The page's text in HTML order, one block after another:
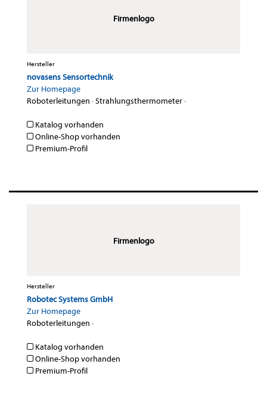
Firmenlogo
Hersteller
novasens Sensortechnik
Zur Homepage
Roboterleitungen ·Strahlungsthermometer·
Katalog vorhanden
Online-Shop vorhanden
Premium-Profil
Firmenlogo
Hersteller
Robotec Systems GmbH
Zur Homepage
Roboterleitungen ·
Katalog vorhanden
Online-Shop vorhanden
Premium-Profil